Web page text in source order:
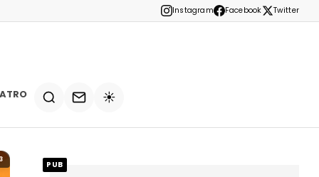
Instagram Facebook Twitter
☀️
PUB